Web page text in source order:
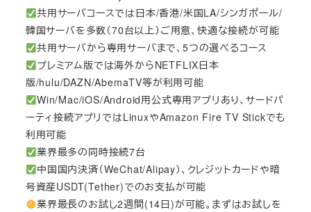
共用サーバコースでは日本/香港/米国LA/シンガポール/
韓国サーバを多数（70台以上）ご用意、快適な接続が可能
共用サーバから専用サーバまで、5つの選べるコース
プレミアム版では海外からNETFLIX日本
版/hulu/DAZN/AbemaTV等が利用可能
Win/Mac/iOS/Android用公式専用アプリあり、サードパ
ーティ接続アプリではLinuxやAmazon Fire TV Stickでも
利用可能
業界最多の同時接続7台
中国国内決済（WeChat/Alipay）、クレジットカードや暗
号資産USDT(Tether)でのお支払が可能
業界最長のお試し2週間(14日)が可能。まずはお試しを